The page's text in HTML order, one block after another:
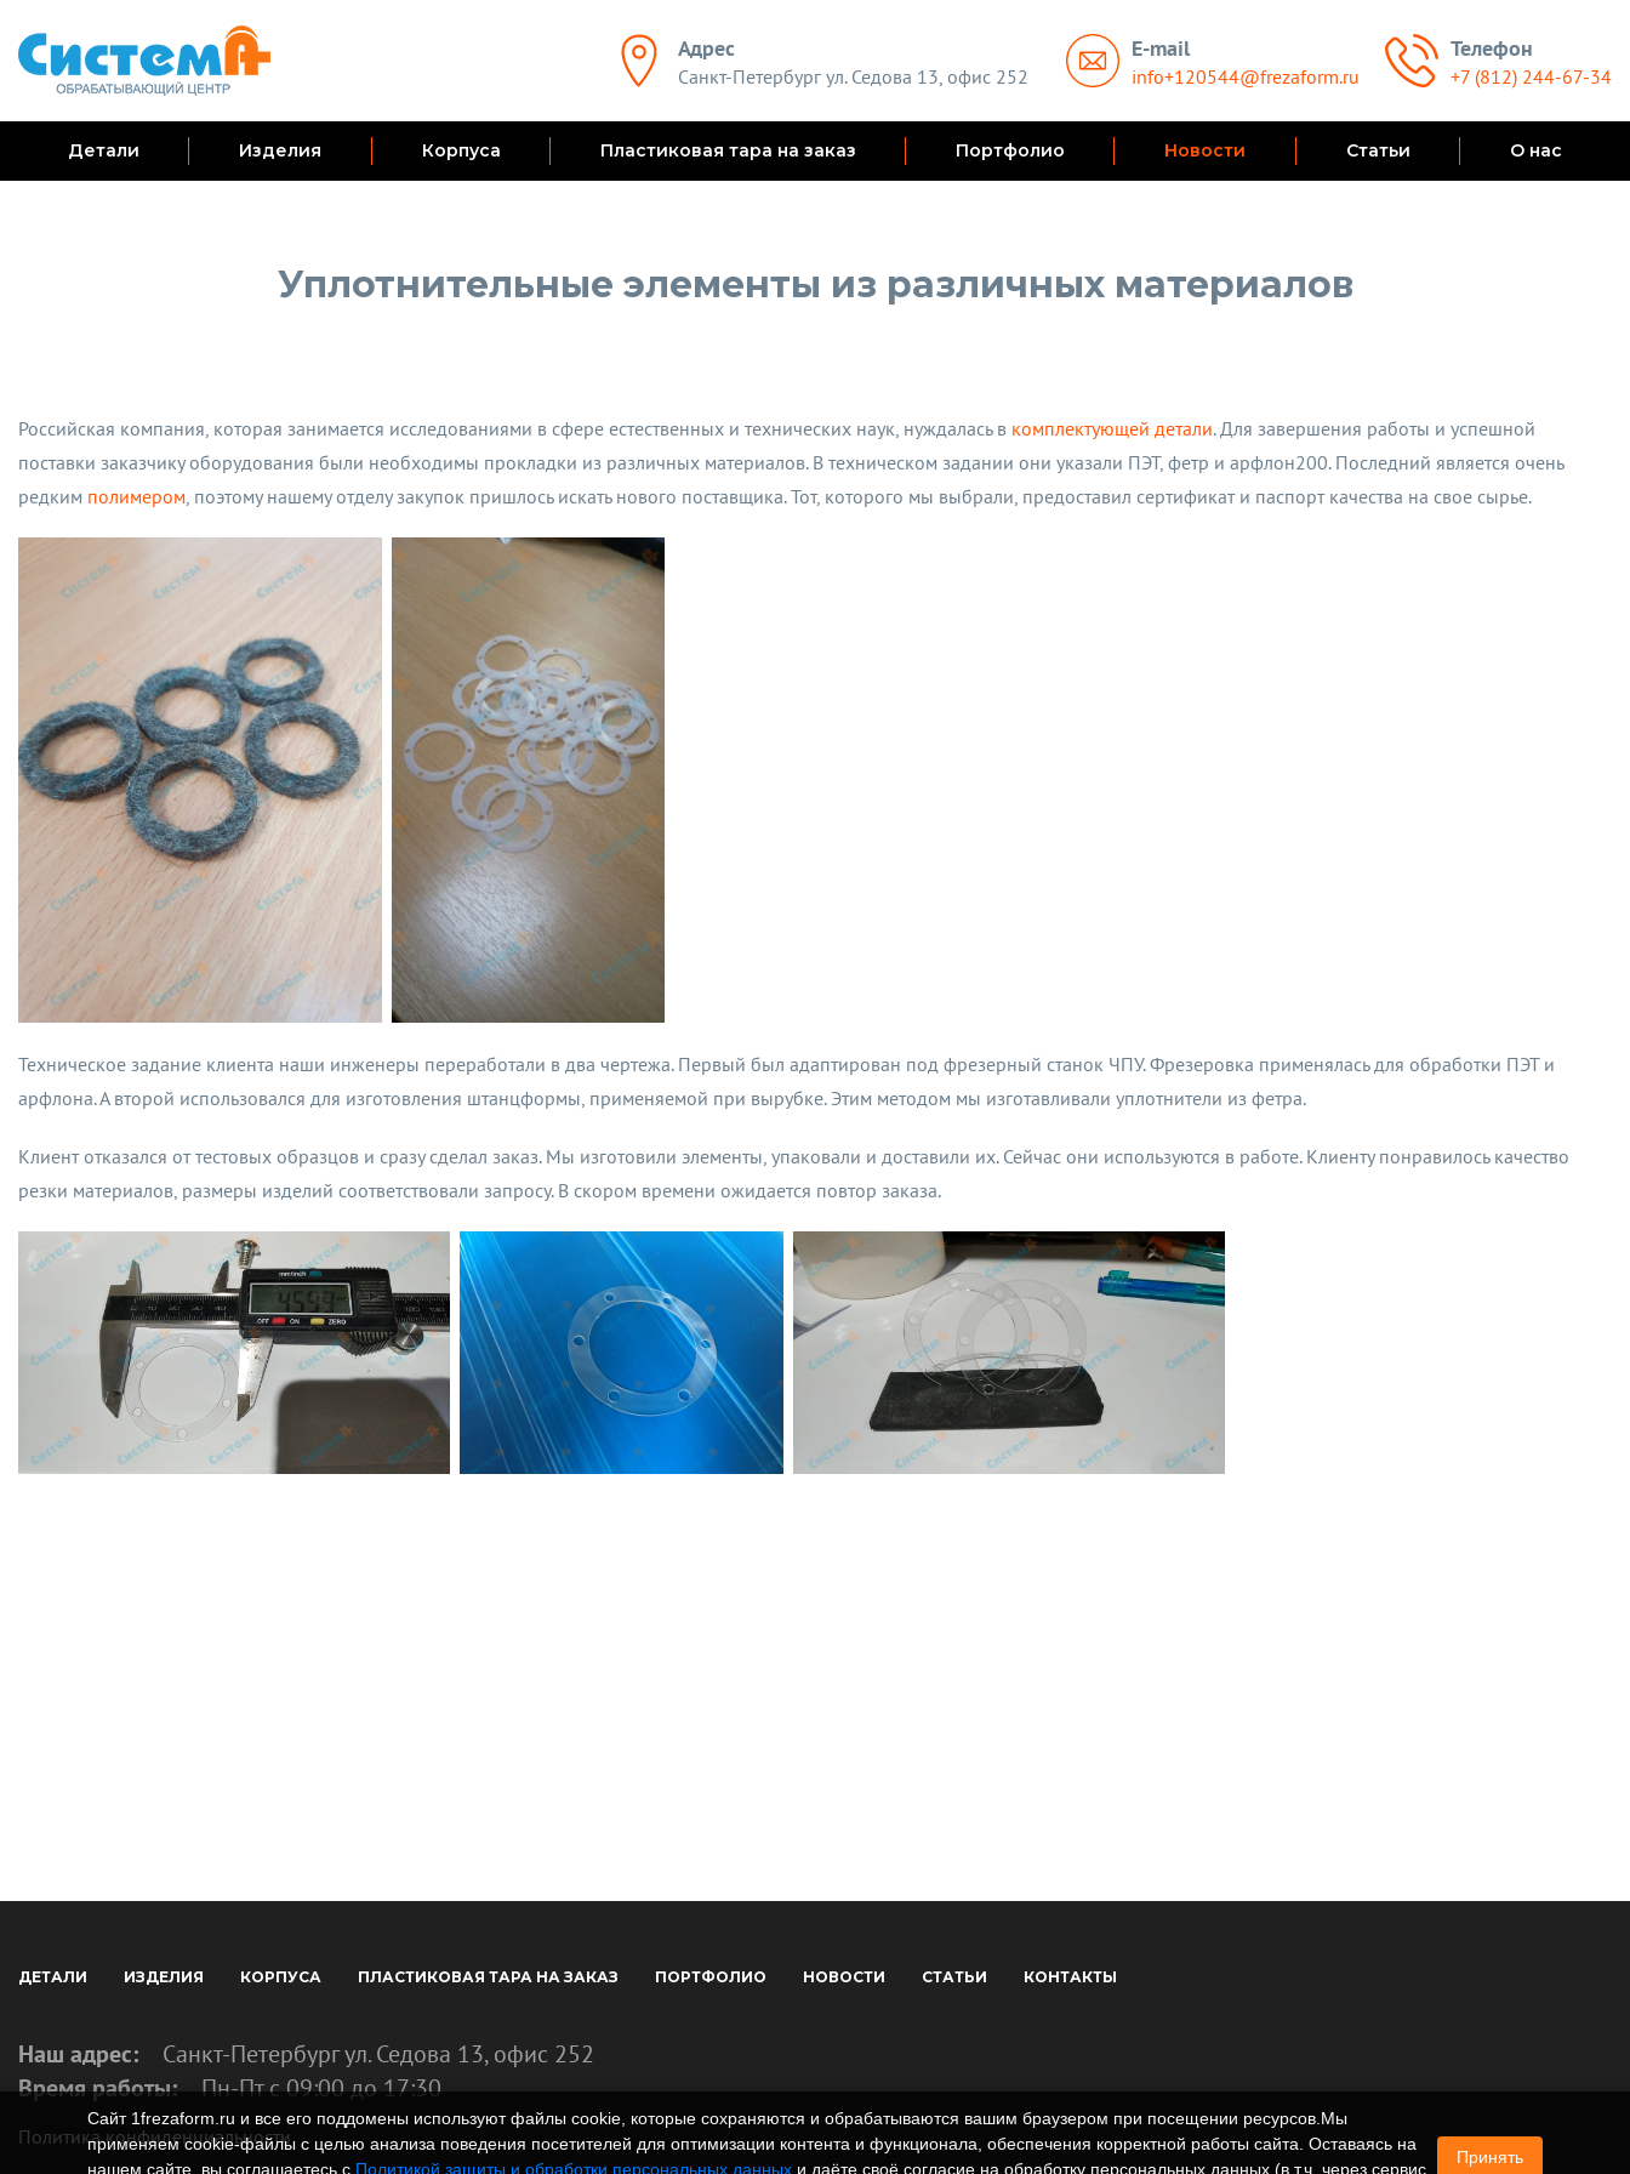
Адрес
Санкт-Петербург ул. Седова 13, офис 252
E-mail
info+120544@frezaform.ru
Телефон
+7 (812) 244-67-34
Детали Изделия Корпуса Пластиковая тара на заказ Портфолио Новости Статьи О нас
Уплотнительные элементы из различных материалов
Российская компания, которая занимается исследованиями в сфере естественных и технических наук, нуждалась в комплектующей детали. Для завершения работы и успешной
поставки заказчику оборудования были необходимы прокладки из различных материалов. В техническом задании они указали ПЭТ, фетр и арфлон200. Последний является очень
редким полимером, поэтому нашему отделу закупок пришлось искать нового поставщика. Тот, которого мы выбрали, предоставил сертификат и паспорт качества на свое сырье.
Техническое задание клиента наши инженеры переработали в два чертежа. Первый был адаптирован под фрезерный станок ЧПУ. Фрезеровка применялась для обработки ПЭТ и
арфлона. А второй использовался для изготовления штанцформы, применяемой при вырубке. Этим методом мы изготавливали уплотнители из фетра.
Клиент отказался от тестовых образцов и сразу сделал заказ. Мы изготовили элементы, упаковали и доставили их. Сейчас они используются в работе. Клиенту понравилось качество
резки материалов, размеры изделий соответствовали запросу. В скором времени ожидается повтор заказа.
ДЕТАЛИ ИЗДЕЛИЯ КОРПУСА ПЛАСТИКОВАЯ ТАРА НА ЗАКАЗ ПОРТФОЛИО НОВОСТИ СТАТЬИ КОНТАКТЫ
Наш адрес:
Санкт-Петербург ул. Седова 13, офис 252
Время работы: Пн-Пт с 09:00 до 17:30
Политика конфиденциальности
Сайт 1frezaform.ru и все его поддомены используют файлы cookie, которые сохраняются и обрабатываются вашим браузером при посещении ресурсов.Мы
применяем cookie‑файлы с целью анализа поведения посетителей для оптимизации контента и функционала, обеспечения корректной работы сайта. Оставаясь на
нашем сайте, вы соглашаетесь с Политикой защиты и обработки персональных данных и даёте своё согласие на обработку персональных данных (в т.ч. через сервис
Принять